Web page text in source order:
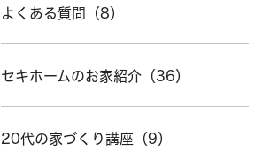
よくある質問（8）
セキホームのお家紹介（36）
20代の家づくり講座（9）